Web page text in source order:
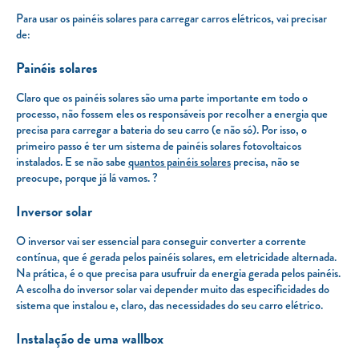
Para usar os painéis solares para carregar carros elétricos, vai precisar
de:
Painéis solares
Claro que os painéis solares são uma parte importante em todo o
processo, não fossem eles os responsáveis por recolher a energia que
precisa para carregar a bateria do seu carro (e não só). Por isso, o
primeiro passo é ter um sistema de painéis solares fotovoltaicos
instalados. E se não sabequantos painéis solaresprecisa, não se
preocupe, porque já lá vamos. ?
Inversor solar
O inversor vai ser essencial para conseguir converter a corrente
contínua, que é gerada pelos painéis solares, em eletricidade alternada.
Na prática, é o que precisa para usufruir da energia gerada pelos painéis.
A escolha do inversor solar vai depender muito das especificidades do
sistema que instalou e, claro, das necessidades do seu carro elétrico.
Instalação de uma wallbox